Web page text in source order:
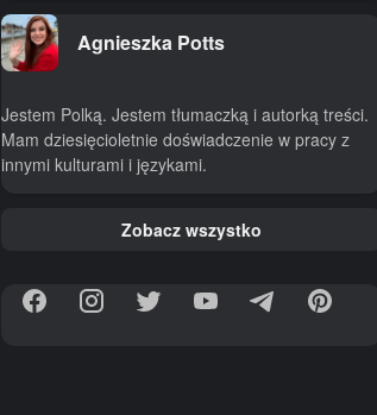
Agnieszka Potts
Jestem Polką. Jestem tłumaczką i autorką treści.
Mam dziesięcioletnie doświadczenie w pracy z
innymi kulturami i językami.
Zobacz wszystko